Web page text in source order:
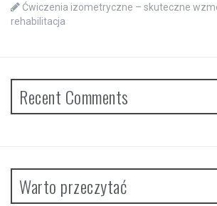
Ćwiczenia izometryczne – skuteczne
rehabilitacja
Recent Comments
Warto przeczytać